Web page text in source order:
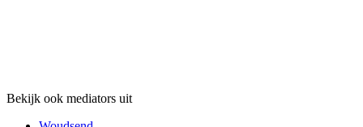
Bekijk ook mediators uit